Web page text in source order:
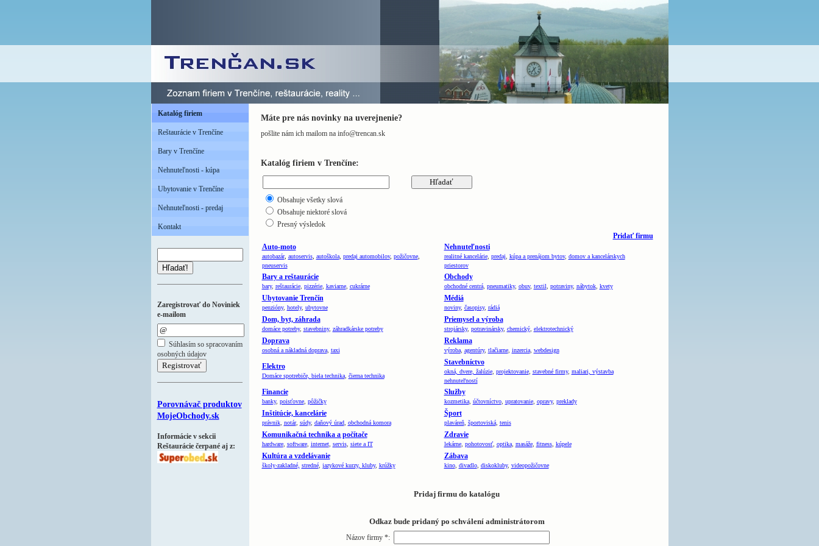
Katalóg firiem
Reštaurácie v Trenčíne
Bary v Trenčíne
Nehnuteľnosti - kúpa
Ubytovanie v Trenčíne
Nehnuteľnosti - predaj
Kontakt
Hľadať!
Zaregistrovať do Noviniek
e-mailom
Súhlasím so spracovaním
osobných údajov
Porovnávač produktov
MojeObchody.sk
Informácie v sekcii
Reštaurácie čerpané aj z:
Máte pre nás novinky na uverejnenie?
pošlite nám ich mailom na info@trencan.sk
Katalóg firiem v Trenčíne:
Obsahuje všetky slová
Obsahuje niektoré slová
Presný výsledok
Pridať firmu
Auto-moto
autobazár, autoservis, autoškola, predaj automobilov, požičovne,
pneuservis
Nehnuteľnosti
realitné kancelárie, predaj kúpa a prenájom bytov, domov a kancelárskych
priestorov
Bary a reštaurácie
bary, reštaurácie, pizzérie, kaviarne, cukrárne
Obchody
obchodné centrá, pneumatiky, obuv, textil potraviny, nábytok, kvety
Ubytovanie Trenčín
penzióny, hotely, ubytovne
Médiá
noviny, časopisy, rádiá
Dom, byt, záhrada
domáce potreby, stavebniny, záhradkárske potreby
Priemysel a výroba
strojársky, potravinársky, chemický, elektrotechnický
Doprava
osobná a nákladná doprava, taxi
Reklama
výroba, agentúry, tlačiarne, inzercia, webdesign
Elektro
Domáce spotrebiče, biela technika, čierna technika
Stavebníctvo
okná, dvere, žalúzie, projektovanie, stavebné firmy, maliari, výstavba
nehnuteľností
Financie
banky, poisťovne, pôžičky
Služby
kozmetika, účtovníctvo, upratovanie, opravy, preklady
Inštitúcie, kancelárie
právnik, notár, súdy, daňový úrad, obchodná komora
Šport
plaváreň, športoviská, tenis
Komunikačná technika a počítače
hardware, software, internet, servis, siete a IT
Zdravie
lekárne, pohotovosť, optika, masáže, fitness, kúpele
Kultúra a vzdelávanie
školy-zakladné, stredné, jazykové kurzy, kluby, krúžky
Zábava
kino, divadlo, diskokluby, videopožičovne
Pridaj firmu do katalógu
Odkaz bude pridaný po schválení administrátorom
Názov firmy *: